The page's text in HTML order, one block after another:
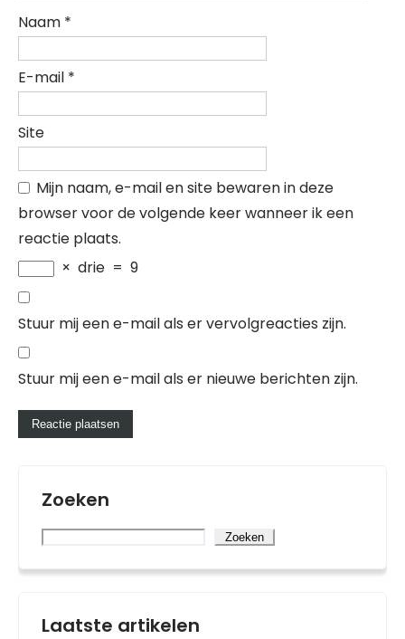
Naam *
E-mail *
Site
Mijn naam, e-mail en site bewaren in deze
browser voor de volgende keer wanneer ik een
reactie plaats.
× drie = 9
Stuur mij een e-mail als er vervolgreacties zijn.
Stuur mij een e-mail als er nieuwe berichten zijn.
Zoeken
Zoeken
Laatste artikelen